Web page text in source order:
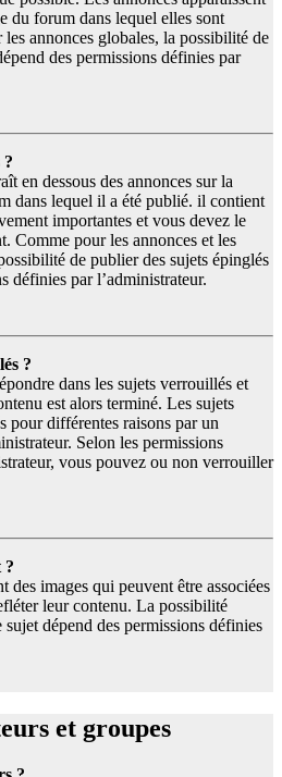
du forum dans lequel elles sont
annonces globales, la possibilité de
des permissions définies par
?
en dessous des annonces sur la
dans lequel il a été publié. il contient
importantes et vous devez le
Comme pour les annonces et les
de publier des sujets épinglés
définies par l’administrateur.
?
dans les sujets verrouillés et
est alors terminé. Les sujets
pour différentes raisons par un
Selon les permissions
vous pouvez ou non verrouiller
?
des images qui peuvent être associées
leur contenu. La possibilité
sujet dépend des permissions définies
et groupes